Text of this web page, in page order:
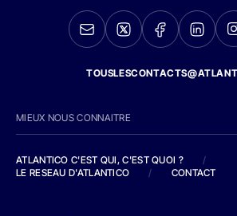
MIEUX NOUS CONNAITRE
ATLANTICO C'EST QUI, C'EST QUOI ?
/
LE RESEAU D'ATLANTICO
/ CONTACT